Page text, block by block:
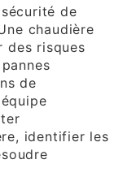
de
chaudière
des risques
de
identifier les